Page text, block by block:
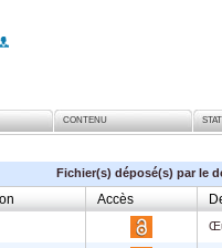
CONTENU
Fichier(s) déposé(s) par le
Accès